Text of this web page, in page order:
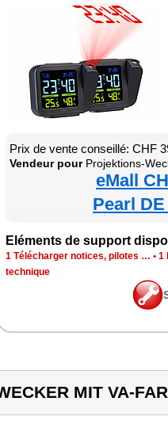
Prix de vente conseillé: CHF
Vendeur pourProjektions-
eMall
Pearl
Eléments de support
1 Télécharger notices, pilotes … • 1
technique
MIT VA-